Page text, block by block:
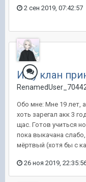
2 сен 2019, 07:42:57
Ищу клан
Обо мне: Мне 19 лет,
хоть зарегал акк 3
щас. Готов учиться
пока выкачана
мёртвый (хотя бы с
26 ноя 2019,